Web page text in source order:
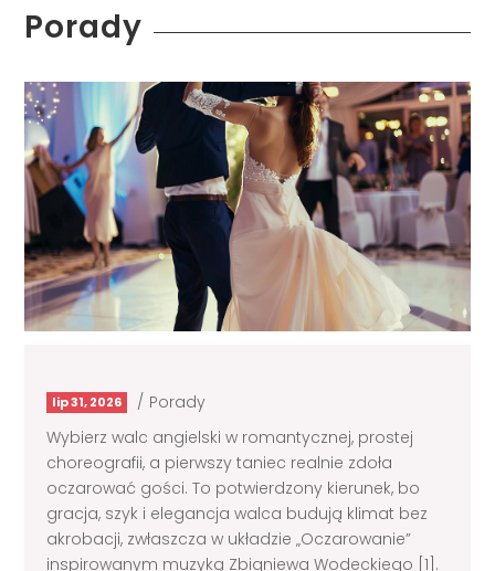
Porady
lip 31, 2026 / Porady
Wybierz walc angielski w romantycznej, prostej
choreografii, a pierwszy taniec realnie zdoła
oczarować gości. To potwierdzony kierunek, bo
gracja, szyk i elegancja walca budują klimat bez
akrobacji, zwłaszcza w układzie „Oczarowanie”
inspirowanym muzyką Zbigniewa Wodeckiego [1].